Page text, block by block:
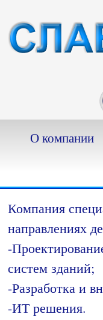
content
О компании
Компания
направлениях
-
систем зданий;
-Разработка и
-ИТ решения.